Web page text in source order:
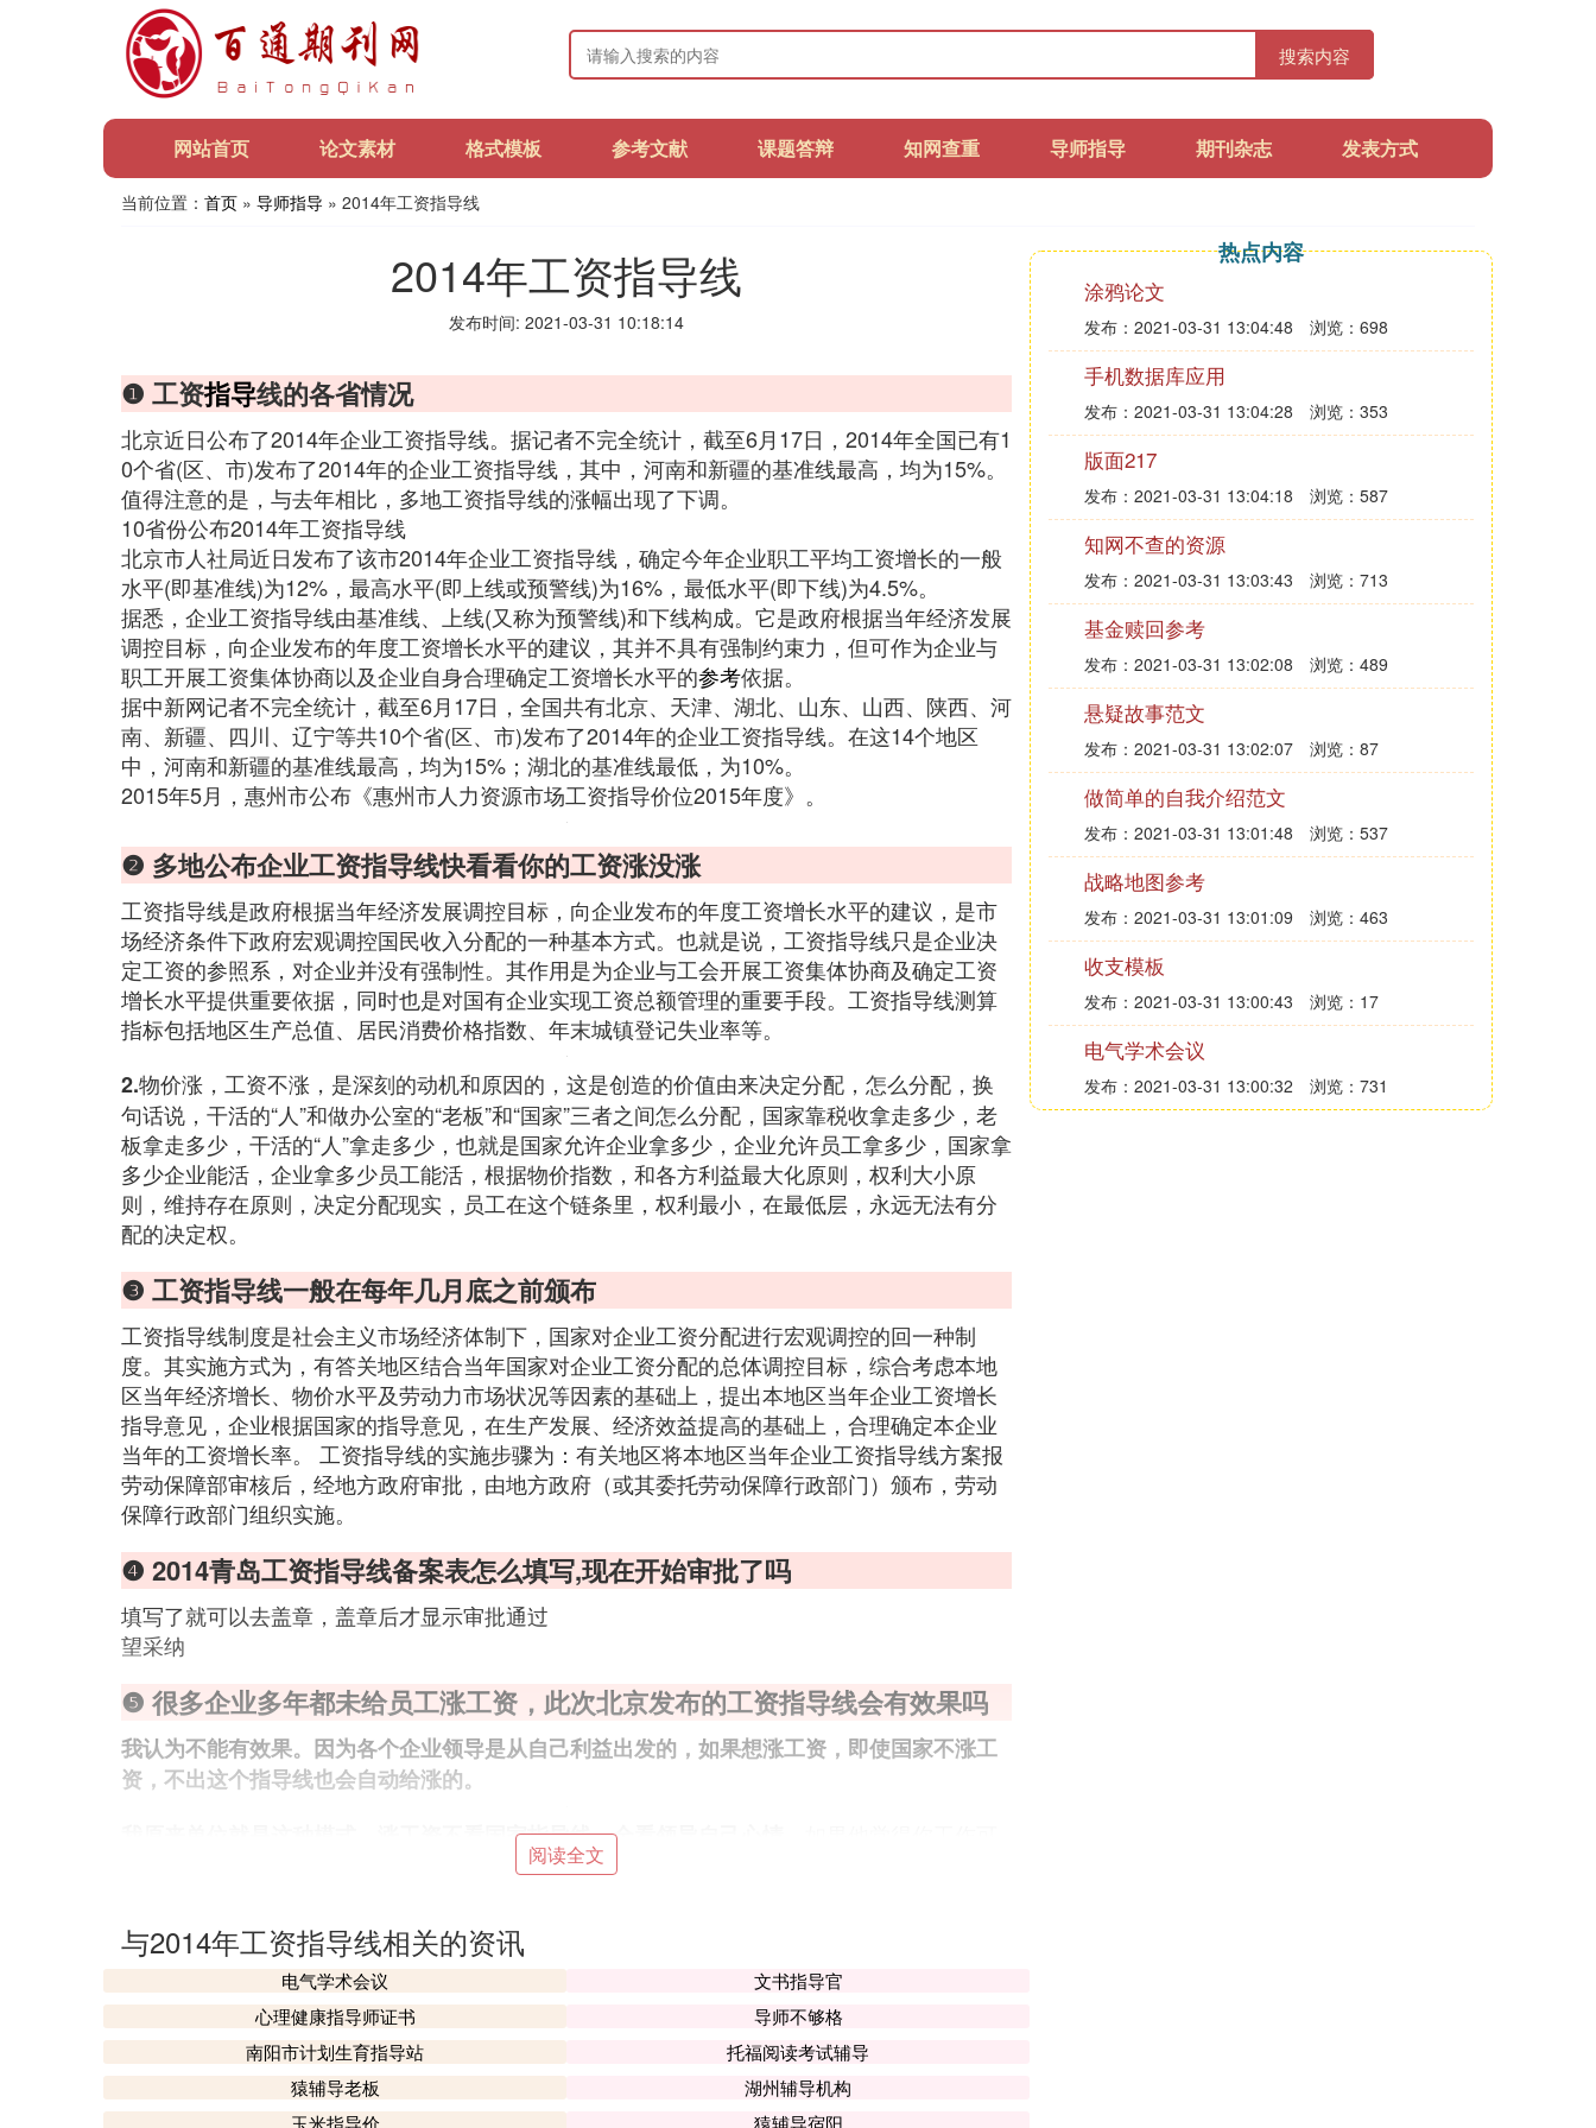
搜索内容
网站首页 论文素材 格式模板 参考文献 课题答辩 知网查重 导师指导 期刊杂志 发表方式
当前位置： 首页 » 导师指导 » 2014年工资指导线
2014年工资指导线
发布时间: 2021-03-31 10:18:14
❶ 工资指导线的各省情况
北京近日公布了2014年企业工资指导线。据记者不完全统计，截至6月17日，2014年全国已有1
0个省(区、市)发布了2014年的企业工资指导线，其中，河南和新疆的基准线最高，均为15%。
值得注意的是，与去年相比，多地工资指导线的涨幅出现了下调。
10省份公布2014年工资指导线
北京市人社局近日发布了该市2014年企业工资指导线，确定今年企业职工平均工资增长的一般
水平(即基准线)为12%，最高水平(即上线或预警线)为16%，最低水平(即下线)为4.5%。
据悉，企业工资指导线由基准线、上线(又称为预警线)和下线构成。它是政府根据当年经济发展
调控目标，向企业发布的年度工资增长水平的建议，其并不具有强制约束力，但可作为企业与
职工开展工资集体协商以及企业自身合理确定工资增长水平的参考依据。
据中新网记者不完全统计，截至6月17日，全国共有北京、天津、湖北、山东、山西、陕西、河
南、新疆、四川、辽宁等共10个省(区、市)发布了2014年的企业工资指导线。在这14个地区
中，河南和新疆的基准线最高，均为15%；湖北的基准线最低，为10%。
2015年5月，惠州市公布《惠州市人力资源市场工资指导价位2015年度》。
❷ 多地公布企业工资指导线快看看你的工资涨没涨
工资指导线是政府根据当年经济发展调控目标，向企业发布的年度工资增长水平的建议，是市
场经济条件下政府宏观调控国民收入分配的一种基本方式。也就是说，工资指导线只是企业决
定工资的参照系，对企业并没有强制性。其作用是为企业与工会开展工资集体协商及确定工资
增长水平提供重要依据，同时也是对国有企业实现工资总额管理的重要手段。工资指导线测算
指标包括地区生产总值、居民消费价格指数、年末城镇登记失业率等。
2.物价涨，工资不涨，是深刻的动机和原因的，这是创造的价值由来决定分配，怎么分配，换
句话说，干活的“人”和做办公室的“老板”和“国家”三者之间怎么分配，国家靠税收拿走多少，老
板拿走多少，干活的“人”拿走多少，也就是国家允许企业拿多少，企业允许员工拿多少，国家拿
多少企业能活，企业拿多少员工能活，根据物价指数，和各方利益最大化原则，权利大小原
则，维持存在原则，决定分配现实，员工在这个链条里，权利最小，在最低层，永远无法有分
配的决定权。
❸ 工资指导线一般在每年几月底之前颁布
工资指导线制度是社会主义市场经济体制下，国家对企业工资分配进行宏观调控的回一种制
度。其实施方式为，有答关地区结合当年国家对企业工资分配的总体调控目标，综合考虑本地
区当年经济增长、物价水平及劳动力市场状况等因素的基础上，提出本地区当年企业工资增长
指导意见，企业根据国家的指导意见，在生产发展、经济效益提高的基础上，合理确定本企业
当年的工资增长率。 工资指导线的实施步骤为：有关地区将本地区当年企业工资指导线方案报
劳动保障部审核后，经地方政府审批，由地方政府（或其委托劳动保障行政部门）颁布，劳动
保障行政部门组织实施。
❹ 2014青岛工资指导线备案表怎么填写,现在开始审批了吗
填写了就可以去盖章，盖章后才显示审批通过
望采纳
❺ 很多企业多年都未给员工涨工资，此次北京发布的工资指导线会有效果吗
我认为不能有效果。因为各个企业领导是从自己利益出发的，如果想涨工资，即使国家不涨工
资，不出这个指导线也会自动给涨的。
我原来单位就是这种模式，涨工资不看国家指导线，全看领导自己心情。
以，他就会给你涨一百两百的，但是也不会涨太多。如果公司效益好了，他也只会到年底开双
我觉得这些事情都太正常不过了，换位思考如果你是老板做在那个位置，我相信你给员工涨工
资也会很困难，毕竟那是从自己兜里往外拿钱，领导更喜欢往兜里放钱的感觉。
❻ 工资指导线的现状
2009年8月3日，广东省劳动和社会保障厅发布了《关于公布广东省2009年企业工资指导线的通
知》，规定本年度工资增长基准线为7%，上线为12%。其中首次出现了“下线为零或负增长”的
阅读全文
与2014年工资指导线相关的资讯
电气学术会议
文书指导官
心理健康指导师证书
导师不够格
南阳市计划生育指导站
托福阅读考试辅导
猿辅导老板
湖州辅导机构
玉米指导价
猿辅导宿阳
热点内容
涂鸦论文
发布：2021-03-31 13:04:48 浏览：698
手机数据库应用
发布：2021-03-31 13:04:28 浏览：353
版面217
发布：2021-03-31 13:04:18 浏览：587
知网不查的资源
发布：2021-03-31 13:03:43 浏览：713
基金赎回参考
发布：2021-03-31 13:02:08 浏览：489
悬疑故事范文
发布：2021-03-31 13:02:07 浏览：87
做简单的自我介绍范文
发布：2021-03-31 13:01:48 浏览：537
战略地图参考
发布：2021-03-31 13:01:09 浏览：463
收支模板
发布：2021-03-31 13:00:43 浏览：17
电气学术会议
发布：2021-03-31 13:00:32 浏览：731